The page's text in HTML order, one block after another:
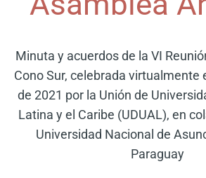
Minuta y acuerdos de la VI
Cono Sur, celebrada virtualmente
de 2021 por la Unión de
Latina y el Caribe (UDUAL), en
Universidad Nacional de
Paraguay